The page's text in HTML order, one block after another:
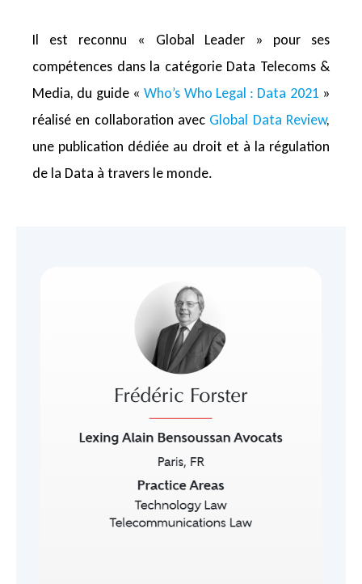
Il est reconnu « Global Leader » pour ses
compétences dans la catégorie Data Telecoms &
Media, du guide «Who’s Who Legal : Data 2021 »
réalisé en collaboration avec Global Data Review,
une publication dédiée au droit et à la régulation
de la Data à travers le monde.